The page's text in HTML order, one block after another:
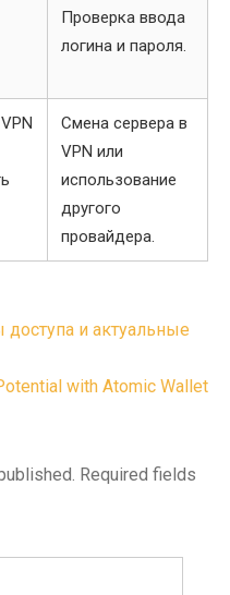
Проверка ввода
логина и пароля.
Смена сервера в
VPN или
использование
другого
провайдера.
и актуальные
with Atomic Wallet
Required fields